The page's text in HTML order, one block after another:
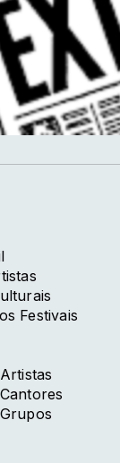
Festivais